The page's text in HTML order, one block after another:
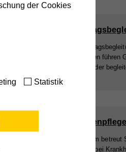
Soziale
Die soziale
Mitarbeiter*innen
Besorgungen oder
Hauskrankenpflege
Unser Fachteam
Ihnen im Alter, bei
der Cookies
den technischen
so funktioniert wie
Statistik